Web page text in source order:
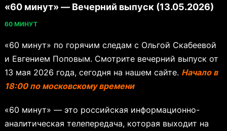
«60 минут» — Вечерний выпуск (13.05.2026)
60 МИНУТ
«60 минут» по горячим следам с Ольгой Скабеевой
и Евгением Поповым. Смотрите вечерний выпуск от
13 мая 2026 года, сегодня на нашем сайте. Начало в
18:00 по московскому времени
«60 минут» — это российская информационно-
аналитическая телепередача, которая выходит на